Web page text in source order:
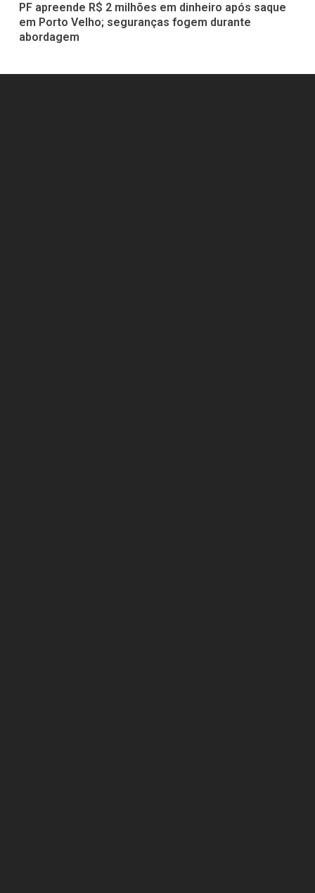
PF apreende R$ 2 milhões em dinheiro após saque
em Porto Velho; seguranças fogem durante
abordagem